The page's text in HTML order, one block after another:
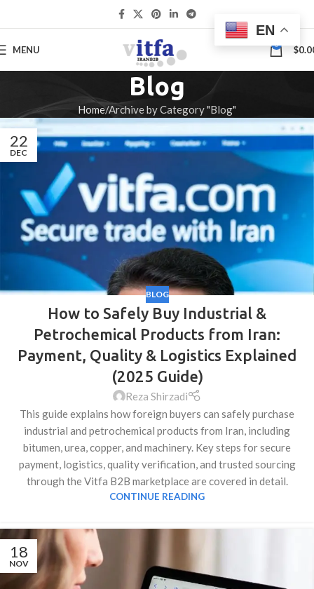
MENU 0 $
Blog
Home Archive by Category "Blog"
22
DEC
BLOG
How to Safely Buy Industrial &
Petrochemical Products from Iran:
Payment, Quality & Logistics Explained
(2025 Guide)
Reza Shirzadi
This guide explains how foreign buyers can safely purchase
industrial and petrochemical products from Iran, including
bitumen, urea, copper, and machinery. Key steps for secure
payment, logistics, quality verification, and trusted sourcing
through the Vitfa B2B marketplace are covered in detail.
CONTINUE READING
18
NOV
EN